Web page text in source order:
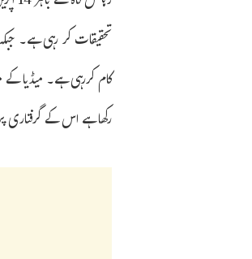
تحقیقات کر رہی ہے۔
کام کررہی ہے۔ میڈیا
رکھا ہے اس کے گرفتاری پر 10 لاکھ کا انعام کا اعلان کر